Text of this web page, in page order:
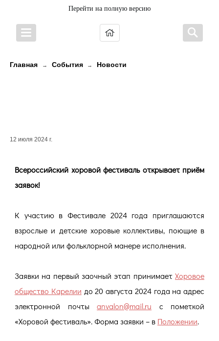
Перейти на полную версию
Главная → События → Новости
12 июля 2024 г.
Всероссийский хоровой фестиваль открывает приём
заявок!
К участию в Фестивале 2024 года приглашаются
взрослые и детские хоровые коллективы, поющие в
народной или фольклорной манере исполнения.
Заявки на первый заочный этап принимает Хоровое
общество Карелии до 20 августа 2024 года на адрес
электронной почты anvalon@mail.ru с пометкой
«Хоровой фестиваль». Форма заявки – в Положении.